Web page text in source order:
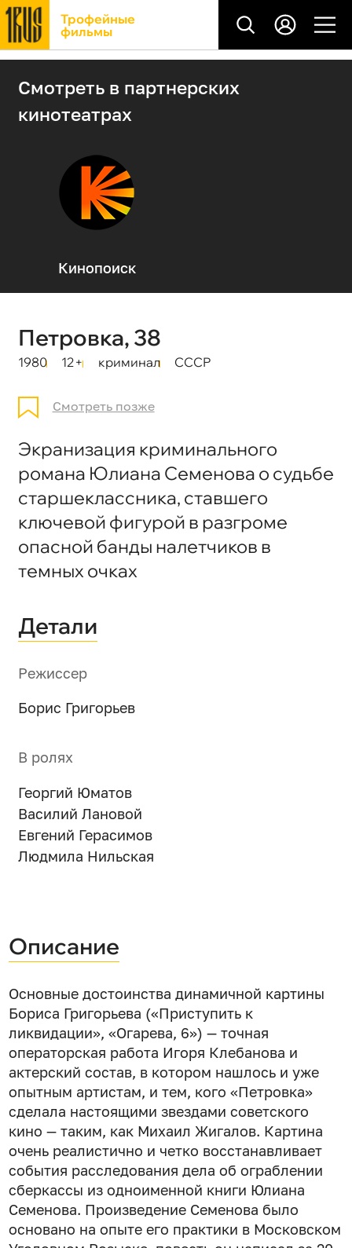
Трофейные
фильмы
Смотреть в партнерских
кинотеатрах
Кинопоиск
Петровка, 38
1980 12+ криминал СССР
Смотреть позже
Экранизация криминального
романа Юлиана Семенова о судьбе
старшеклассника, ставшего
ключевой фигурой в разгроме
опасной банды налетчиков в
темных очках
Детали
Режиссер
Борис Григорьев
В ролях
Георгий Юматов
Василий Лановой
Евгений Герасимов
Людмила Нильская
Описание
Основные достоинства динамичной картины
Бориса Григорьева («Приступить к
ликвидации», «Огарева, 6») — точная
операторская работа Игоря Клебанова и
актерский состав, в котором нашлось и уже
опытным артистам, и тем, кого «Петровка»
сделала настоящими звездами советского
кино — таким, как Михаил Жигалов. Картина
очень реалистично и четко восстанавливает
события расследования дела об ограблении
сберкассы из одноименной книги Юлиана
Семенова. Произведение Семенова было
основано на опыте его практики в Московском